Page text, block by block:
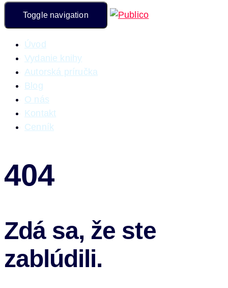
Toggle navigation
Úvod
Vydanie knihy
Autorská príručka
Blog
O nás
Kontakt
Cenník
404
Zdá sa, že ste
zablúdili.